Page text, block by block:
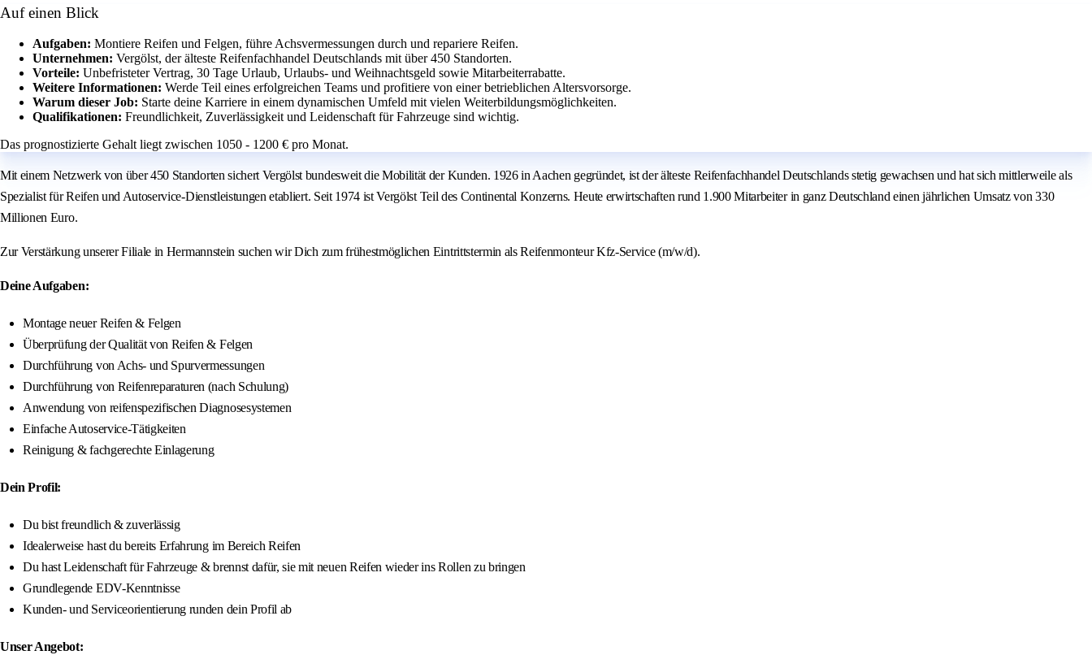
Auf einen Blick
Aufgaben: Montiere Reifen und Felgen, führe Achsvermessungen durch und repariere Reifen.
Unternehmen: Vergölst, der älteste Reifenfachhandel Deutschlands mit über 450 Standorten.
Vorteile: Unbefristeter Vertrag, 30 Tage Urlaub, Urlaubs- und Weihnachtsgeld sowie Mitarbeiterrabatte.
Weitere Informationen: Werde Teil eines erfolgreichen Teams und profitiere von einer betrieblichen Altersvorsorge.
Warum dieser Job: Starte deine Karriere in einem dynamischen Umfeld mit vielen Weiterbildungsmöglichkeiten.
Qualifikationen: Freundlichkeit, Zuverlässigkeit und Leidenschaft für Fahrzeuge sind wichtig.
Das prognostizierte Gehalt liegt zwischen 1050 - 1200 € pro Monat.
Mit einem Netzwerk von über 450 Standorten sichert Vergölst bundesweit die Mobilität der Kunden. 1926 in Aachen gegründet, ist der älteste Reifenfachhandel Deutschlands stetig gewachsen und hat sich mittlerweile als
Spezialist für Reifen und Autoservice-Dienstleistungen etabliert. Seit 1974 ist Vergölst Teil des Continental Konzerns. Heute erwirtschaften rund 1.900 Mitarbeiter in ganz Deutschland einen jährlichen Umsatz von 330
Millionen Euro.
Zur Verstärkung unserer Filiale in Hermannstein suchen wir Dich zum frühestmöglichen Eintrittstermin als Reifenmonteur Kfz-Service (m/w/d).
Deine Aufgaben:
Montage neuer Reifen & Felgen
Überprüfung der Qualität von Reifen & Felgen
Durchführung von Achs- und Spurvermessungen
Durchführung von Reifenreparaturen (nach Schulung)
Anwendung von reifenspezifischen Diagnosesystemen
Einfache Autoservice-Tätigkeiten
Reinigung & fachgerechte Einlagerung
Dein Profil:
Du bist freundlich & zuverlässig
Idealerweise hast du bereits Erfahrung im Bereich Reifen
Du hast Leidenschaft für Fahrzeuge & brennst dafür, sie mit neuen Reifen wieder ins Rollen zu bringen
Grundlegende EDV-Kenntnisse
Kunden- und Serviceorientierung runden dein Profil ab
Unser Angebot: